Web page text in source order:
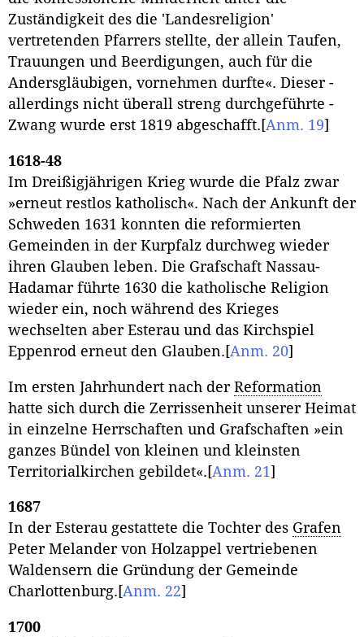
Zuständigkeit des die 'Landesreligion'
vertretenden Pfarrers stellte, der allein Taufen,
Trauungen und Beerdigungen, auch für die
Andersgläubigen, vornehmen durfte«. Dieser -
allerdings nicht überall streng durchgeführte -
Zwang wurde erst 1819 abgeschafft. [Anm. 19]
1618-48
Im Dreißigjährigen Krieg wurde die Pfalz zwar
»erneut restlos katholisch«. Nach der Ankunft der
Schweden 1631 konnten die reformierten
Gemeinden in der Kurpfalz durchweg wieder
ihren Glauben leben. Die Grafschaft Nassau-
Hadamar führte 1630 die katholische Religion
wieder ein, noch während des Krieges
wechselten aber Esterau und das Kirchspiel
Eppenrod erneut den Glauben. [Anm. 20]
Im ersten Jahrhundert nach der Reformation
hatte sich durch die Zerrissenheit unserer Heimat
in einzelne Herrschaften und Grafschaften »ein
ganzes Bündel von kleinen und kleinsten
Territorialkirchen gebildet«. [Anm. 21]
1687
In der Esterau gestattete die Tochter des Grafen
Peter Melander von Holzappel vertriebenen
Waldensern die Gründung der Gemeinde
Charlottenburg. [Anm. 22]
1700